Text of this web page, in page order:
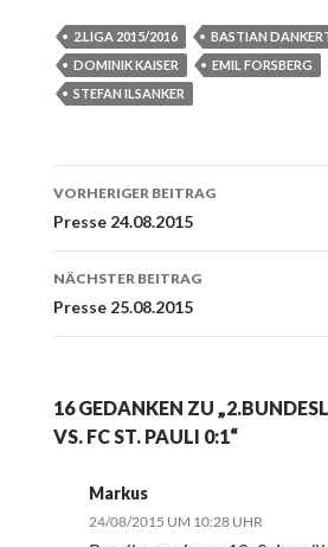
2.LIGA 2015/2016
BASTIAN
DOMINIK KAISER
EMIL FORSBERG
STEFAN ILSANKER
Beitrags-
Navigation
VORHERIGER BEITRAG
Presse 24.08.2015
NÄCHSTER BEITRAG
Presse 25.08.2015
16 GEDANKEN ZU
VS. FC ST. PAULI 0:1“
Markus
24/08/2015 UM 10:28 UHR